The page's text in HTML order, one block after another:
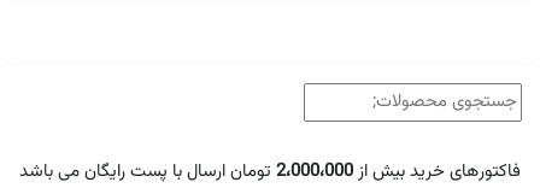
جستجو
برای:
فاکتور‌های خرید بیش از2،000،000 تومان ارسال با پست رایگان می باشد